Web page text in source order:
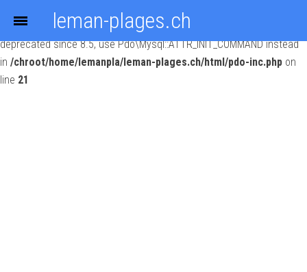
Deprecated: Constant PDO::MYSQL_ATTR_INIT_COMMAND is
deprecated since 8.5, use Pdo\Mysql::ATTR_INIT_COMMAND instead
in /chroot/home/lemanpla/leman-plages.ch/html/pdo-inc.php on
line 21
leman-plages.ch